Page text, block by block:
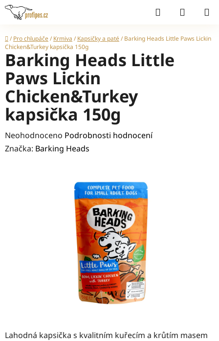
Přejít
Hledat
Domů
/ Pro chlupáče/ Krmiva / Kapsičky a paté/ Barking Heads Little Paws Lickin
Chicken&Turkey kapsička 150g
Lahodná kapsička s kvalitním kuřecím a krůtím masem
Barking Heads Little
Paws Lickin
Chicken&Turkey
kapsička 150g
Průměrné
hodnocení
Neohodnoceno Podrobnosti hodnocení
Značka: Barking Heads